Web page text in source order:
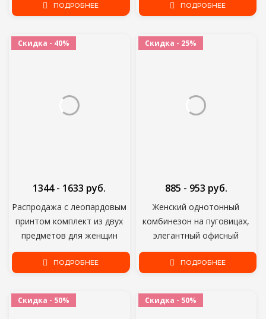
спортивный костюм для
фитнеса, бега на открытом
воздухе, костюм для бега
ПОДРОБНЕЕ
тренировочные костюмы
комплекте с набором
подходящих сумочек;
ПОДРОБНЕЕ
Скидка - 40%
Распродажа с леопардовым
принтом комплект из двух
предметов для женщин
Лучшие Спортивные
Леггинсы костюмы размера
одежда для отдыха
Тренировки Спортивный
1344 - 1633 руб.
ПОДРОБНЕЕ
Скидка - 25%
Женский однотонный
комбинезон на пуговицах,
элегантный офисный
слитный комбинезон с
глубоким V-образным
рукавом, с поясом, лето
2021
885 - 953 руб.
ПОДРОБНЕЕ
Скидка - 50% Скидка - 50%